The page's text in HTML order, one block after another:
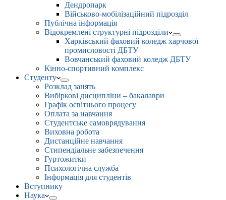
Дендропарк
Військово-мобілізаційний підрозділ
Публічна інформація
Відокремлені структурні підрозділи
Харківський фаховий коледж харчової
промисловості ДБТУ
Вовчанський фаховий коледж ДБТУ
Кінно-спортивний комплекс
Студенту
Розклад занять
Вибіркові дисципліни – бакалаври
Графік освітнього процесу
Оплата за навчання
Студентське самоврядування
Виховна робота
Дистанційне навчання
Стипендіальне забезпечення
Гуртожитки
Психологічна служба
Інформація для студентів
Вступнику
Наука